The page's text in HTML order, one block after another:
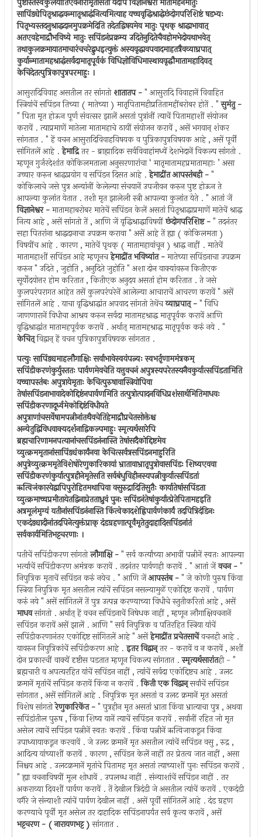
सापिंड्येपितृश्राद्धवन्मातृश्राद्धंनित्यमित्याह यच्चवृद्धिश्राद्धेछंदोगपरिशिष्टं षडभ्यः
पितृभ्यस्तदनुश्राद्धदानमुपक्रमेदिति तदेतद्विषयमेव मातुः पृथक् श्राद्धाभावात्
अतएवहेमाद्रौभविष्ये मातुः सपिंडनंप्रक्रम्य उदितेनुदितेचैवहोमभेदोयथाभवेत्
तथाकुलक्रमायातमाचारंचचरेद्बुधइत्युक्तं अस्यवृद्धावपवादमाहतत्रैवव्याघ्रपात्
कुर्यान्मातामहश्राद्धंसर्वदामातृपूर्वकं विधिज्ञोविधिमास्थायवृद्धौमातामहादिवत्
केचिदेतत्पुत्रिकापुत्रपरमाहुः ।
आसुरादिविवाह असतील तर सांगतोशातातप -" आसुरादि विवाहानें विवाहित
स्त्रियांचें सपिंडन तिच्या ( मातेच्या ) मातृपितामहीप्रतितामहींबरोबर होतें . "सुमंतु -
" पिता मृत होऊन पूर्ण संवत्सर झालें असतां पुत्रांनीं त्याचें पितामहाशीं संयोजन
करावें . त्याप्रमाणें मातेला मातामहाचे ठायीं संयोजन करावें , असें भगवान् शंकर
सांगतात . " हें वचन आसुरादिविवाहविषयक व पुत्रिकापुत्रविषयक आहे , असें पूर्वीं
सांगितलें आहे .हेमाद्रितर - ब्राह्मादिक सर्वविवाहांमध्यें देशभेदानें विकल्प सांगतो .
म्हणून गुर्जरदेशांत कोकिलमताला अनुसरणारांचा ‘ मातृमातामहप्रमातामहाः ’ असा
उच्चार करुन श्राद्धप्रयोग व सपिंडन दिसत आहे .हेमाद्रींत आपस्तंबही -"
कोकिलाचे जसे पुत्र अन्यांनीं केलेल्या संचयानें उपजीवन करुन पुष्ट होऊन ते
आपल्या कुलांत येतात . तशी मृत झालेली स्त्री आपल्या कुलांत येते . " आतां जें
विज्ञानेश्वर -मातामहाबरोबर मातेचें सपिंडन केलें असतां पितृश्राद्धाप्रमाणें मातेचें श्राद्ध
नित्य आहे , असें सांगतो तें , आणि जें वृद्धिश्राद्धाविषयींछंदोगपरिशिष्ट -" तदनंतर
सहा पितरांना श्राद्धदानाचा उपक्रम करावा " असें आहे तें ह्या ( कोकिलमता )
विषयींच आहे . कारण , मातेचें पृथक् ( मातामहावांचून ) श्राद्ध नाहीं . मातेचें
मातामहाशीं सपिंडन आहे म्हणूनचहेमाद्रींत भविष्यांत -मातेच्या सपिंडनाचा उपक्रम
करुन " उदिते , जुहोति , अनुदिते जुहोति " अशा दोन वाक्यांवरुन कितीएक
सूर्योदयोत्तर होम करितात , कितीएक अनुदय असतां होम करितात . ते जसे
कुलपरंपरागत आहेत तसें कुलपरंपरेनें आलेल्या आचाराचें आचरण करावें " असें
सांगितलें आहे . याचा वृद्धिश्राद्धांत अपवाद सांगतो तेथेंचव्याघ्रपात् -" विधि
जाणणारानें विधीचा आश्रय करुन सर्वदा मातामहश्राद्ध मातृपूर्वक करावें आणि
वृद्धिश्राद्धांत मातामहपूर्वक करावें . अर्थात् मातामहश्राद्ध मातृपूर्वक करुं नये . "
केचित्विद्वान् हें वचन पुत्रिकापुत्रविषयक सांगतात .
पत्युः सापिंड्यमाहलौगाक्षिः सर्वाभावेस्वयंपत्न्यः स्वभर्तृणाममंत्रकम्
सपिंडीकरणंकुर्युस्ततः पार्वणमेवचेति यत्तुवचनं अपुत्रस्यपरेतस्यनैवकुर्यात्सपिंडतामिति
यच्चापस्तंबः अपुत्रायेमृताः केचित्पुरुषावास्त्रियोपिवा
तेषांसपिंडनाभावादेकोद्दिष्टंनपार्वणमिति तत्पुत्रोत्पादनविधिप्रशंसार्थमितिमाधवः
सपिंडीकरणादूर्ध्वमेकोद्दिष्टंविधीयते
अपुत्राणांचसर्वेषामपत्नीनांतथैवचेतिहेमाद्रौप्रचेतसोक्तेश्च
अन्येतुद्विविधवाक्यदर्शनाद्विकल्पमाहुः स्मृत्यर्थसारेपि
ब्रह्मचारिणामनपत्यानांचसपिंडनंनास्ति तेषांसदैकोद्दिष्टमेव
व्युत्क्रममृतानांसापिंड्यंकार्यंनवा केचित्सर्वत्रसपिंडनमाहुरिति
अपुत्रेव्युत्क्रममृतेविशेषोरेणुकारिकायां भ्रातावाभ्रातृपुत्रोवासपिंडः शिष्यएववा
सपिंडीकरणंकुर्यात्पुत्रहीनेमृतेसति सर्वबंधुविहीनस्यपत्नीकुर्यात्सपिंडतां
ऋत्विजंकारयेद्वापिपुरोहितमथापिवा वसुरुद्रादितिसुतैः कार्यातेषांसपिंडता
व्युत्क्रमाच्चप्रमीतायेतद्विनाप्रेतताध्रुवं पुनः सपिंडनंतेषांकुर्यात्प्रेतेपितामहइति
अत्रमूलंमृग्यं यतीनांसपिंडनंनास्ति किंत्वेकादशेह्निपार्वणंकार्यं तदपित्रिदंडिनः
एकदंड्यादीनांतदपिनेत्युक्तंप्राक् दंडग्रहणात्पूर्वंमृतेतुदाहादिसपिंडनांतं
सर्वकार्यमितिभट्टचरणाः ।
पतीचें सपिंडीकरण सांगतोलौगाक्षि -" सर्व कर्त्यांच्या अभावीं पत्नीनें स्वतः आपल्या
भर्त्याचें सपिंडीकरण अमंत्रक करावें . तदनंतर पार्वणही करावें . " आतां जेंवचन -"
निपुत्रिक मृताचें सपिंडन करुं नयेच . " आणि जेंआपस्तंब -" जे कोणी पुरुष किंवा
स्त्रिया निपुत्रिक मृत असतील त्यांचें सपिंडन नसल्यामुळें एकोद्दिष्ट करावें . पार्वण
करुं नये " असें सांगितलें तें पुत्र उत्पन्न करण्याच्या विधीचे स्तुतीकरितां आहे , असें
माधवसांगतो . अर्थात् हें वचन सपिंडनाचें निषेधक नाहीं , म्हणून लौगाक्षिवचनानें
सपिंडन करावें असें झालें . आणि " सर्व निपुत्रिक व पतिरहित स्त्रिया यांचें
सपिंडीकरणानंतर एकोद्दिष्ट सांगितलें आहे " असेंहेमाद्रींत प्रचेतसाचेंवचनही आहे .
यावरुन निपुत्रिकांचें सपिंडीकरण आहे .इतर विद्वान्तर - करावें व न करावें , अशीं
दोन प्रकारचीं वाक्यें दृष्टीस पडतात म्हणून विकल्प सांगतात .स्मृत्यर्थसारांतही - "
ब्रह्मचारी व अपत्यरहित यांचें सपिंडन नाहीं , त्यांचें सर्वदा एकोद्दिष्टच आहे . उलट
क्रमानें मृतांचें सपिंडन करावें किंवा न करावें .किती एक विद्वान्सर्वांचें सपिंडन
सांगतात , असें सांगितलें आहे . निपुत्रिक मृत असतां व उलट क्रमानें मृत असतां
विशेष सांगतोरेणुकारिकेंत -" पुत्रहीन मृत असतां भ्राता किंवा भ्रात्याचा पुत्र , अथवा
सपिंडांतील पुरुष , किंवा शिष्य यानें त्याचें सपिंडन करावें . सर्वांनीं रहित जो मृत
असेल त्याचें सपिंडन पत्नीनें स्वतः करावें . किंवा पत्नीनें ऋत्विजाकडून किंवा
उपाध्यायाकडून करवावें . जे उलट क्रमानें मृत असतील त्यांचें सपिंडन वसु , रुद्र ,
आदित्य यांच्याशीं करावें . कारण , सपिंडन केलें नाहीं तर प्रेतत्व जात नाहीं , असा
निश्चय आहे . उलटक्रमानें मृतांचे पितामह मृत असतां त्याच्याशीं पुनः सपिंडन करावें .
" ह्या वचनाविषयीं मूल शोधावें . उपलब्ध नाहीं . संन्याशांचें सपिंडन नाहीं . तर
अकराव्या दिवशीं पार्वण करावें . तें देखील त्रिदंडी जे असतील त्यांचें करावें . एकदंडी
वगैरे जे संन्याशी त्यांचें पार्वण देखील नाहीं . असें पूर्वीं सांगितलें आहे . दंड ग्रहण
करण्याचे पूर्वीं मृत असेल तर दाहादिक सपिंडनापर्यंत सर्व कृत्य करावें , असें
भट्टचरण - ( नारायणभट्ट )सांगतात .